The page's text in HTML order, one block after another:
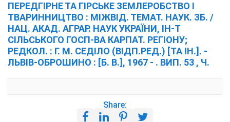
ПЕРЕДГІРНЕ ТА ГІРСЬКЕ ЗЕМЛЕРОБСТВО І
ТВАРИННИЦТВО : МІЖВІД. ТЕМАТ. НАУК. ЗБ. /
НАЦ. АКАД. АГРАР. НАУК УКРАЇНИ, ІН-Т
СІЛЬСЬКОГО ГОСП-ВА КАРПАТ. РЕГІОНУ;
РЕДКОЛ. : Г. М. СЕДІЛО (ВІДП.РЕД.) [ТА ІН.]. -
ЛЬВІВ-ОБРОШИНО : [Б. В.], 1967 - . ВИП. 53 , Ч.
Share: